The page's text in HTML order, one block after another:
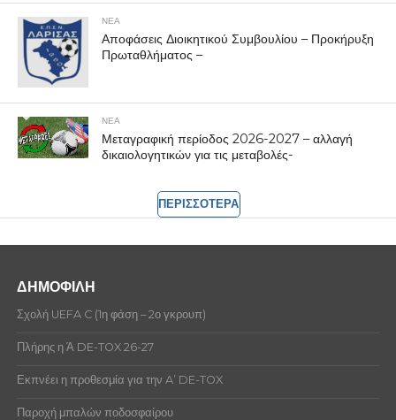
ΝΕΑ
Αποφάσεις Διοικητικού Συμβουλίου – Προκήρυξη
Πρωταθλήματος –
ΝΕΑ
Μεταγραφική περίοδος 2026-2027 – αλλαγή
δικαιολογητικών για τις μεταβολές-
ΠΕΡΙΣΣΟΤΕΡΑ
ΔΗΜΟΦΙΛΗ
Σχολή UEFA C (1η φάση – 2ο γκρουπ)
Πλήρης η Ά DE-TOX 26-27
Εκπνέει η προθεσμία για την A’ DE-TOX
Παροχή μπαλών ποδοσφαίρου